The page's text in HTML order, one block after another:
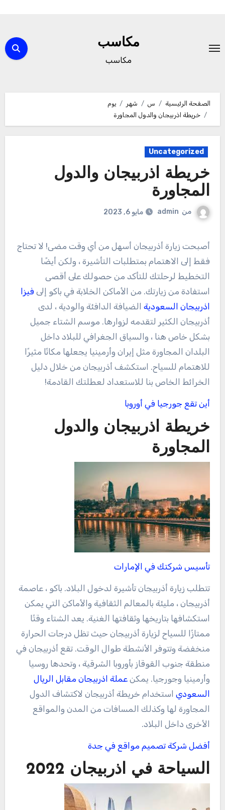
المحتوى
مكاسب
مكاسب
الصفحة الرئيسية س شهر
يوم
خريطة اذربيجان والدول المجاورة
Uncategorized
خريطة اذربيجان والدول
المجاورة
من admin مايو 6, 2023
أصبحت زيارة أذربيجان أسهل من أي وقت مضى! لا تحتاج
فقط إلى الاهتمام بمتطلبات التأشيرة ، ولكن أيضًا
التخطيط لرحلتك للتأكد من حصولك على أقصى
استفادة من زيارتك. من الأماكن الخلابة في باكو إلى فيزا
اذربيجان السعوديةالضيافة الدافئة والودية ، لدى
أذربيجان الكثير لتقدمه لزوارها. موسم الشتاء جميل
بشكل خاص هنا ، والسياق الجغرافي للبلاد داخل
البلدان المجاورة مثل إيران وأرمينيا يجعلها مكانًا مثيرًا
للاهتمام للسياح. استكشف أذربيجان من خلال دليل
الخرائط الخاص بنا للاستعداد لعطلتك القادمة!
أين تقع جورجيا في أوروبا
خريطة اذربيجان والدول
المجاورة
تأسيس شركتك في الإمارات
تتطلب زيارة أذربيجان تأشيرة لدخول البلاد. باكو ، عاصمة
أذربيجان ، مليئة بالمعالم الثقافية والأماكن التي يمكن
استكشافها بتاريخها وثقافتها الغنية. يعد الشتاء وقتًا
ممتازًا للسياح لزيارة أذربيجان حيث تظل درجات الحرارة
منخفضة وتتوفر الأنشطة طوال الوقت. تقع أذربيجان في
منطقة جنوب القوقاز بأوروبا الشرقية ، وتحدها روسيا
وأرمينيا وجورجيا. يمكن عملة اذربيجان مقابل الريال
السعودياستخدام خريطة أذربيجان لاكتشاف الدول
المجاورة لها وكذلك المسافات من المدن والمواقع
الأخرى داخل البلاد.
أفضل شركة تصميم مواقع في جدة
السياحة في اذربيجان 2022